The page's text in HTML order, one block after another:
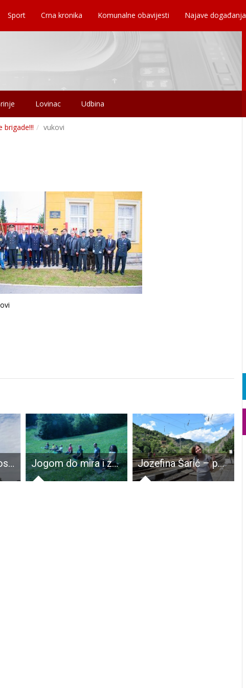
Sport Crna kronika Komunalne obavijesti Najave događanja
Lovinac Udbina
brigade!!! vukovi
BRAVO: mlada Gospićanka Marija Došen jedna je od najboljih mladih hrvatskih nogometašica!!! Jogom do mira i zdravlja Jozefina Šarić – putoholičarka u krizi dvadesetih godina